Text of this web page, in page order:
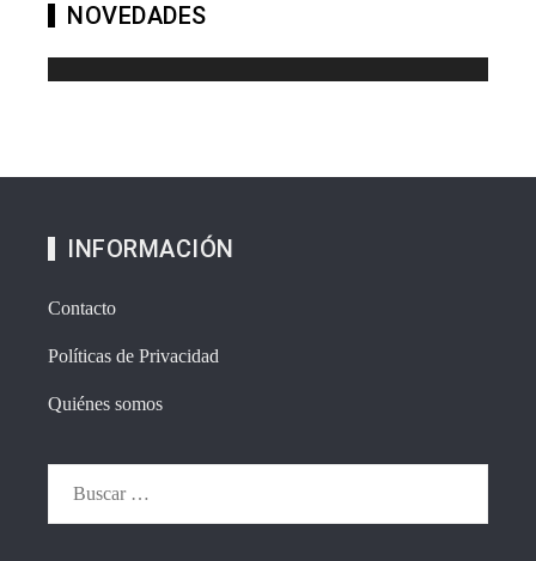
NOVEDADES
INFORMACIÓN
Contacto
Políticas de Privacidad
Quiénes somos